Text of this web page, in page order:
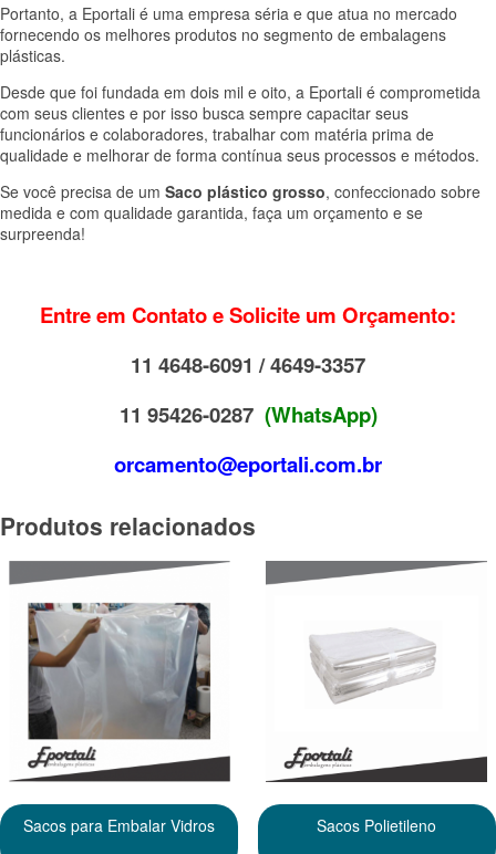
Portanto, a Eportali é uma empresa séria e que atua no mercado
fornecendo os melhores produtos no segmento de embalagens
plásticas.
Desde que foi fundada em dois mil e oito, a Eportali é comprometida
com seus clientes e por isso busca sempre capacitar seus
funcionários e colaboradores, trabalhar com matéria prima de
qualidade e melhorar de forma contínua seus processos e métodos.
Se você precisa de um Saco plástico grosso, confeccionado sobre
medida e com qualidade garantida, faça um orçamento e se
surpreenda!
Entre em Contato e Solicite um Orçamento:
11 4648-6091 / 4649-3357
11 95426-0287 (WhatsApp)
orcamento@eportali.com.br
Produtos relacionados
Sacos para Embalar Vidros Sacos Polietileno